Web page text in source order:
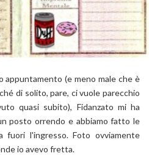
appuntamento (e meno male che è
di solito, pare, ci vuole parecchio
quasi subito), Fidanzato mi ha
posto orrendo e abbiamo fatto le
fuori l'ingresso. Foto ovviamente
io avevo fretta.